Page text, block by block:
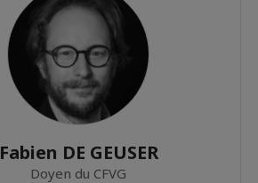
Fabien DE GEUSER
Doyen du CFVG